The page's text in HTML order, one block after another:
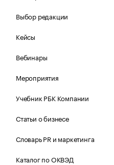
Выбор редакции
Кейсы
Вебинары
Мероприятия
Учебник РБК Компании
Статьи о бизнесе
Словарь PR и маркетинга
Каталог по ОКВЭД